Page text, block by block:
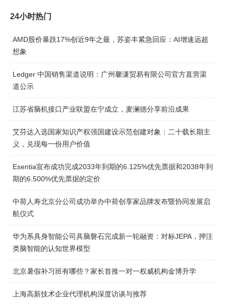
24小时热门
AMD股价暴跌17%创近9年之最，苏姿丰紧急回应：AI增速远超
想象
Ledger 中国销售渠道说明：广州馨潇贸易有限公司官方直营渠
道公示
江苏省脑机接口产业联盟在宁成立，麦澜德分享前沿成果
艾芬达入选国家知识产权强国建设示范创建对象：二十载长期主
义，兑现每一份用户价值
Esentia宣布成功完成2033年到期的6.125%优先票据和2038年到
期的6.500%优先票据的定价
中荷人寿北京分公司成功举办中荷创享家品牌发布暨协同发展启
航仪式
华为系具身智能公司具脑磐石完成新一轮融资：对标JEPA，押注
类脑智能的认知世界模型
北京暑假补习班有哪些？家长首推一对一权威机构金博升学
上海高新技术企业代理机构深度访谈与推荐